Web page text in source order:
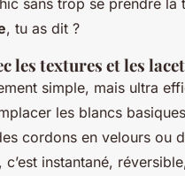
, tu as dit ?
les textures et les
simple, mais ultra
les blancs
cordons en velours ou
c’est instantané,